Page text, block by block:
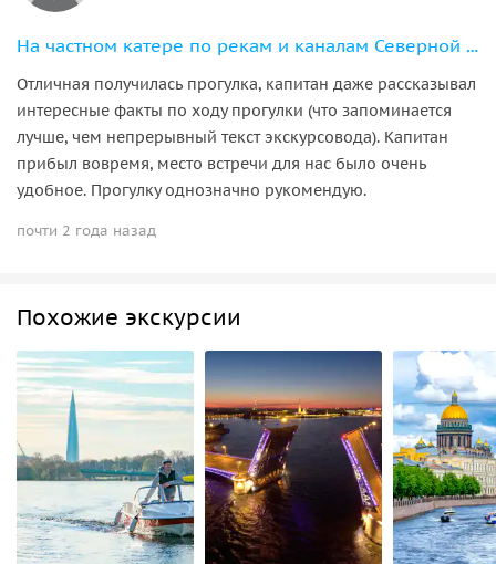
На частном катере по рекам и каналам Северной Венеции
Отличная получилась прогулка, капитан даже рассказывал
интересные факты по ходу прогулки (что запоминается
лучше, чем непрерывный текст экскурсовода). Капитан
прибыл вовремя, место встречи для нас было очень
удобное. Прогулку однозначно рукомендую.
почти 2 года назад
Похожие экскурсии